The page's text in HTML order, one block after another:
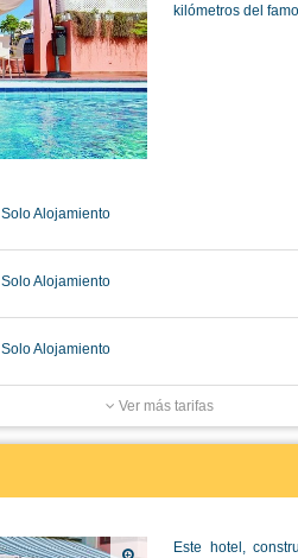
kilómetros del
Solo Alojamiento
Solo Alojamiento
Solo Alojamiento
Ver más tarifas
Este hotel,